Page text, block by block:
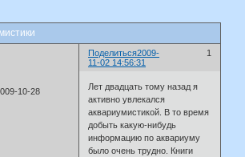
Поделиться 1
2009-
11-02 14:56:31
10-28
Лет двадцать тому назад я
активно увлекался
аквариумистикой. В то время
добыть какую-нибудь
информацию по аквариуму
было очень трудно. Книги